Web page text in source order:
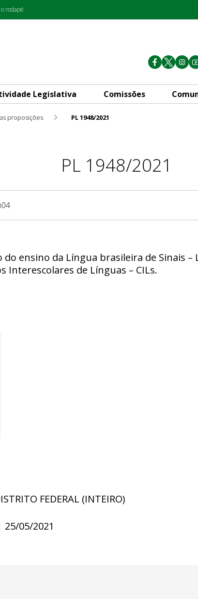
rodapé
Legislativa Comissões
proposições PL 1948/2021
PL 1948/2021
do ensino da Língua brasileira de Sinais –
Interescolares de Línguas – CILs.
FEDERAL (INTEIRO)
25/05/2021